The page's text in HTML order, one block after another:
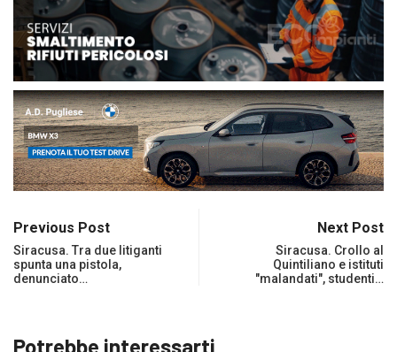
Previous Post
Siracusa. Tra due litiganti
spunta una pistola,
denunciato…
Next Post
Siracusa. Crollo al
Quintiliano e istituti
"malandati", studenti…
Potrebbe interessarti